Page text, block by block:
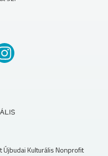
Kulturális Nonprofit